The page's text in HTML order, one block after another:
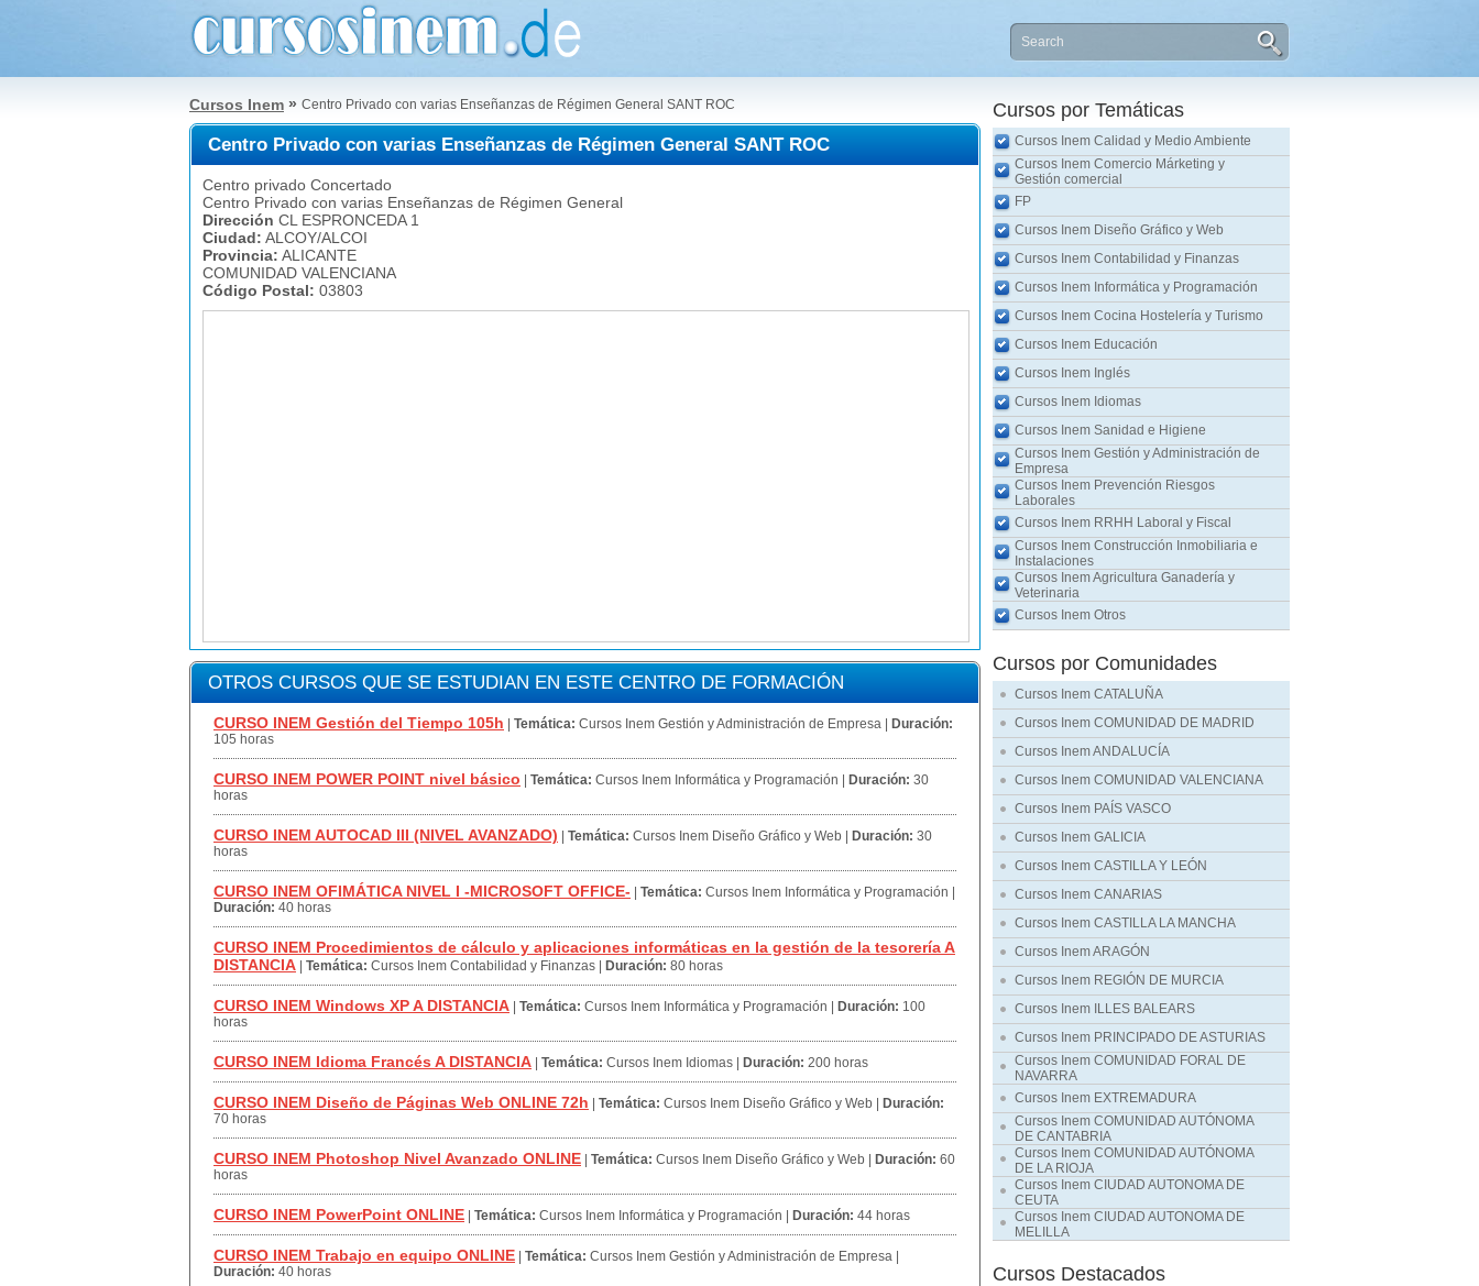
Cursos Inem » Centro Privado con varias Enseñanzas de Régimen General SANT ROC
Centro Privado con varias Enseñanzas de Régimen General SANT ROC
Centro privado Concertado
Centro Privado con varias Enseñanzas de Régimen General
Dirección CL ESPRONCEDA 1
Ciudad: ALCOY/ALCOI
Provincia: ALICANTE
COMUNIDAD VALENCIANA
Código Postal: 03803
OTROS CURSOS QUE SE ESTUDIAN EN ESTE CENTRO DE FORMACIÓN
CURSO INEM Gestión del Tiempo 105h Temática: Cursos Inem Gestión y Administración de Empresa
Duración:
105 horas
CURSO INEM POWER POINT nivel básico Temática: Cursos Inem Informática y Programación Duración: 30
horas
CURSO INEM AUTOCAD III (NIVEL AVANZADO) Temática: Cursos Inem Diseño Gráfico y Web Duración: 30
horas
CURSO INEM OFIMÁTICA NIVEL I -MICROSOFT OFFICE- Temática: Cursos Inem Informática y Programación
Duración: 40 horas
CURSO INEM Procedimientos de cálculo y aplicaciones informáticas en la gestión de la tesorería A
DISTANCIA
Temática: Cursos Inem Contabilidad y Finanzas Duración: 80 horas
CURSO INEM Windows XP A DISTANCIA Temática: Cursos Inem Informática y Programación Duración: 100
horas
CURSO INEM Idioma Francés A DISTANCIA Temática: Cursos Inem Idiomas Duración: 200 horas
CURSO INEM Diseño de Páginas Web ONLINE 72h Temática: Cursos Inem Diseño Gráfico y Web
Duración:
70 horas
CURSO INEM Photoshop Nivel Avanzado ONLINE Temática: Cursos Inem Diseño Gráfico y Web Duración: 60
horas
CURSO INEM PowerPoint ONLINE Temática: Cursos Inem Informática y Programación Duración: 44 horas
CURSO INEM Trabajo en equipo ONLINE Temática: Cursos Inem Gestión y Administración de Empresa
Duración: 40 horas
Cursos por Temáticas
Cursos Inem Calidad y Medio Ambiente
Cursos Inem Comercio Márketing y
Gestión comercial
FP
Cursos Inem Diseño Gráfico y Web
Cursos Inem Contabilidad y Finanzas
Cursos Inem Informática y Programación
Cursos Inem Cocina Hostelería y Turismo
Cursos Inem Educación
Cursos Inem Inglés
Cursos Inem Idiomas
Cursos Inem Sanidad e Higiene
Cursos Inem Gestión y Administración de
Empresa
Cursos Inem Prevención Riesgos
Laborales
Cursos Inem RRHH Laboral y Fiscal
Cursos Inem Construcción Inmobiliaria e
Instalaciones
Cursos Inem Agricultura Ganadería y
Veterinaria
Cursos Inem Otros
Cursos por Comunidades
Cursos Inem CATALUÑA
Cursos Inem COMUNIDAD DE MADRID
Cursos Inem ANDALUCÍA
Cursos Inem COMUNIDAD VALENCIANA
Cursos Inem PAÍS VASCO
Cursos Inem GALICIA
Cursos Inem CASTILLA Y LEÓN
Cursos Inem CANARIAS
Cursos Inem CASTILLA LA MANCHA
Cursos Inem ARAGÓN
Cursos Inem REGIÓN DE MURCIA
Cursos Inem ILLES BALEARS
Cursos Inem PRINCIPADO DE ASTURIAS
Cursos Inem COMUNIDAD FORAL DE
NAVARRA
Cursos Inem EXTREMADURA
Cursos Inem COMUNIDAD AUTÓNOMA
DE CANTABRIA
Cursos Inem COMUNIDAD AUTÓNOMA
DE LA RIOJA
Cursos Inem CIUDAD AUTONOMA DE
CEUTA
Cursos Inem CIUDAD AUTONOMA DE
MELILLA
Cursos Destacados